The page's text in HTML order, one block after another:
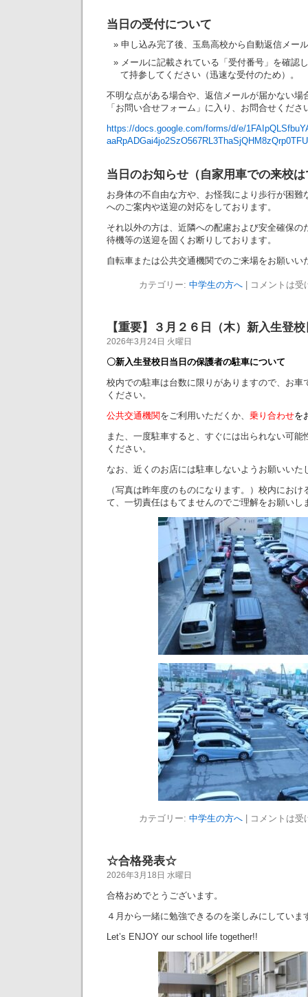
当日の受付について
申し込み完了後、玉島高校から自動返信メー
メールに記載されている「受付番号」を確認
て持参してください（迅速な受付のため）。
不明な点がある場合や、返信メールが届かない場
「お問い合せフォーム」に入り、お問合せくださ
https://docs.google.com/forms/d/e/
当日のお知らせ（自家用車での来校
お身体の不自由な方や、お怪我により歩行が困難
へのご案内や送迎の対応をしております。
それ以外の方は、近隣への配慮および安全確保の
待機等の送迎を固くお断りしております。
自転車または公共交通機関でのご来場をお願いい
カテゴリー: 中学生の方へ| コメントは受
【重要】３月２６日（木）新入生登
2026年3月24日 火曜日
〇新入生登校日当日の保護者の駐車について
校内での駐車は台数に限りがありますので、お車
ください。
公共交通機関をご利用いただくか、 乗り合わせを
また、一度駐車すると、すぐには出られない可能
ください。
なお、近くのお店には駐車しないようお願いいた
（写真は昨年度のものになります。）校内にお
て、一切責任はもてませんのでご理解をお願いし
カテゴリー: 中学生の方へ| コメントは受
☆合格発表☆
2026年3月18日 水曜日
合格おめでとうございます。
４月から一緒に勉強できるのを楽しみにしてい
Let’s ENJOY our school life together!!